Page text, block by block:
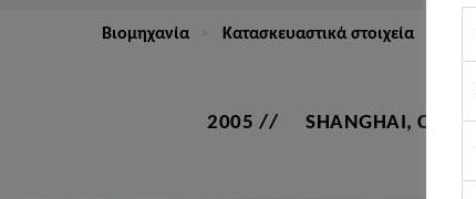
Βιομηχανία Κατασκευαστικά στοιχεία
2005 SHANGHAI,